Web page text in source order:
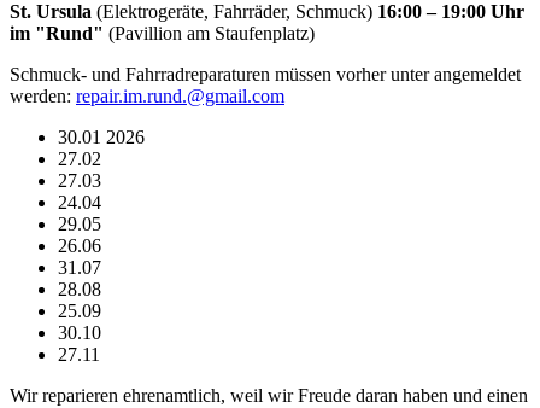
St. Ursula (Elektrogeräte, Fahrräder, Schmuck) 16:00 – 19:00 Uhr
im "Rund" (Pavillion am Staufenplatz)
Schmuck- und Fahrradreparaturen müssen vorher unter angemeldet
werden: repair.im.rund.@gmail.com
30.01 2026
27.02
27.03
24.04
29.05
26.06
31.07
28.08
25.09
30.10
27.11
Wir reparieren ehrenamtlich, weil wir Freude daran haben und einen